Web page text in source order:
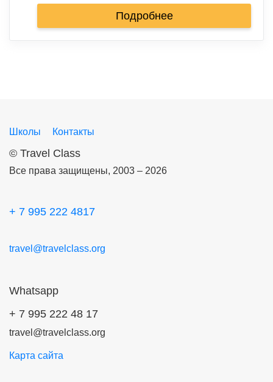
Подробнее
Школы Контакты
© Travel Class
Все права защищены, 2003 – 2026
+ 7 995 222 4817
travel@travelclass.org
Whatsapp
+ 7 995 222 48 17
travel@travelclass.org
Карта сайта